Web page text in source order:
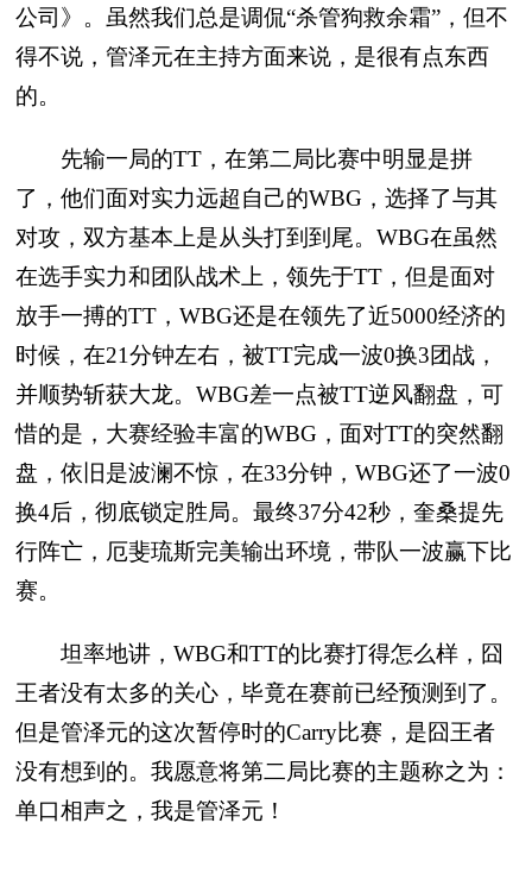
公司》。虽然我们总是调侃“杀管狗救余霜”，但不
得不说，管泽元在主持方面来说，是很有点东西
的。
先输一局的TT，在第二局比赛中明显是拼
了，他们面对实力远超自己的WBG，选择了与其
对攻，双方基本上是从头打到到尾。WBG在虽然
在选手实力和团队战术上，领先于TT，但是面对
放手一搏的TT，WBG还是在领先了近5000经济的
时候，在21分钟左右，被TT完成一波0换3团战，
并顺势斩获大龙。WBG差一点被TT逆风翻盘，可
惜的是，大赛经验丰富的WBG，面对TT的突然翻
盘，依旧是波澜不惊，在33分钟，WBG还了一波0
换4后，彻底锁定胜局。最终37分42秒，奎桑提先
行阵亡，厄斐琉斯完美输出环境，带队一波赢下比
赛。
坦率地讲，WBG和TT的比赛打得怎么样，囧
王者没有太多的关心，毕竟在赛前已经预测到了。
但是管泽元的这次暂停时的Carry比赛，是囧王者
没有想到的。我愿意将第二局比赛的主题称之为：
单口相声之，我是管泽元！